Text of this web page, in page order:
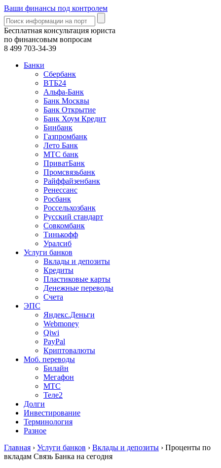
Ваши финансы под контролем
Бесплатная консультация юриста
по финансовым вопросам
8 499 703-34-39
Банки
Сбербанк
ВТБ24
Альфа-Банк
Банк Москвы
Банк Открытие
Банк Хоум Кредит
Бинбанк
Газпромбанк
Лето Банк
МТС банк
ПриватБанк
Промсвязьбанк
Райффайзенбанк
Ренессанс
Росбанк
Россельхозбанк
Русский стандарт
Совкомбанк
Тинькофф
Уралсиб
Услуги банков
Вклады и депозиты
Кредиты
Пластиковые карты
Денежные переводы
Счета
ЭПС
Яндекс.Деньги
Webmoney
Qiwi
PayPal
Криптовалюты
Моб. переводы
Билайн
Мегафон
МТС
Теле2
Долги
Инвестирование
Терминология
Разное
Главная › Услуги банков › Вклады и депозиты › Проценты по
вкладам Связь Банка на сегодня